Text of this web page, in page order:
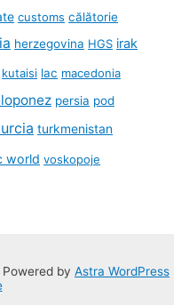
customs călătorie
herzegovina HGS irak
kutaisi lac macedonia
persia pod
turkmenistan
world voskopoje
by Astra WordPress